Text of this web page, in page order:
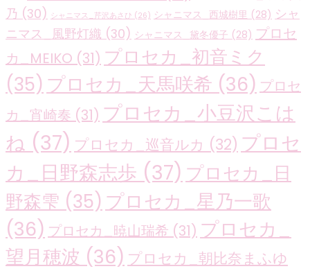
乃 (30) シャニマス_芹沢あさひ (26) シャニマス_西城樹里 (28) シャ
ニマス_風野灯織 (30) シャニマス_黛冬優子 (28) プロセ
カ_MEIKO (31) プロセカ_初音ミク
(35) プロセカ_天馬咲希 (36) プロセ
カ_宵崎奏 (31) プロセカ_小豆沢こは
ね (37) プロセカ_巡音ルカ (32) プロセ
カ_日野森志歩 (37) プロセカ_日
野森雫 (35) プロセカ_星乃一歌
(36) プロセカ_暁山瑞希 (31) プロセカ_
望月穂波 (36) プロセカ_朝比奈まふゆ